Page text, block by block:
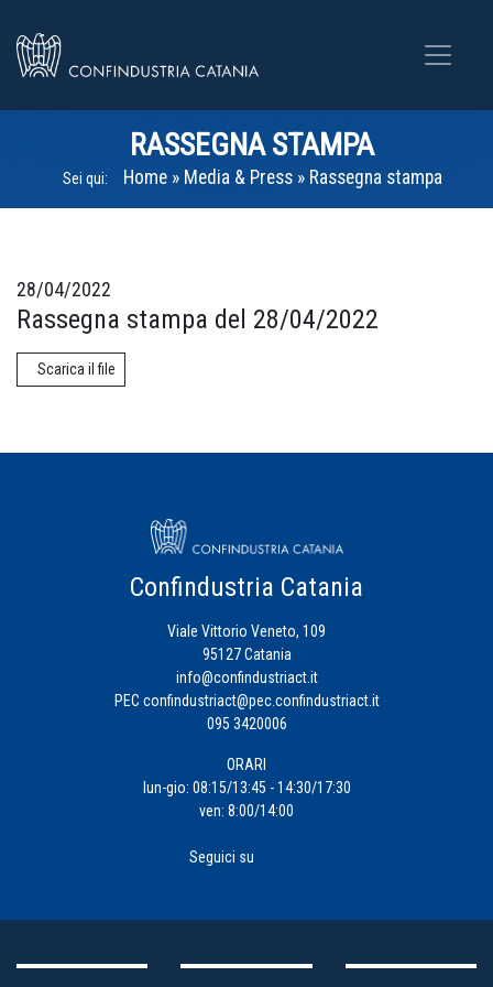
RASSEGNA STAMPA
Sei qui: Home» Media & Press» Rassegna stampa
28/04/2022
Rassegna stampa del 28/04/2022
Scarica il file
Confindustria Catania
Viale Vittorio Veneto, 109
95127 Catania
info@confindustriact.it
PEC confindustriact@pec.confindustriact.it
095 3420006
ORARI
lun-gio: 08:15/13:45 - 14:30/17:30
ven: 8:00/14:00
Seguici su